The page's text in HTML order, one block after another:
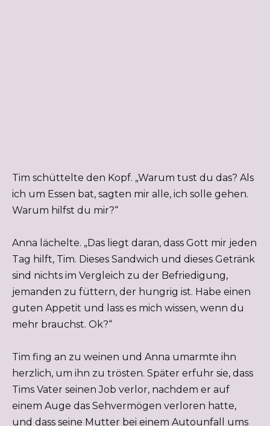
Tim schüttelte den Kopf. „Warum tust du das? Als
ich um Essen bat, sagten mir alle, ich solle gehen.
Warum hilfst du mir?“
Anna lächelte. „Das liegt daran, dass Gott mir jeden
Tag hilft, Tim. Dieses Sandwich und dieses Getränk
sind nichts im Vergleich zu der Befriedigung,
jemanden zu füttern, der hungrig ist. Habe einen
guten Appetit und lass es mich wissen, wenn du
mehr brauchst. Ok?“
Tim fing an zu weinen und Anna umarmte ihn
herzlich, um ihn zu trösten. Später erfuhr sie, dass
Tims Vater seinen Job verlor, nachdem er auf
einem Auge das Sehvermögen verloren hatte,
und dass seine Mutter bei einem Autounfall ums